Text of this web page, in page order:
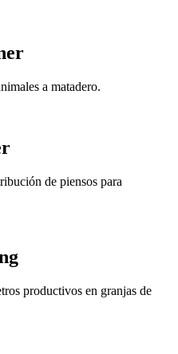
a matadero.
de piensos para
productivos en granjas de